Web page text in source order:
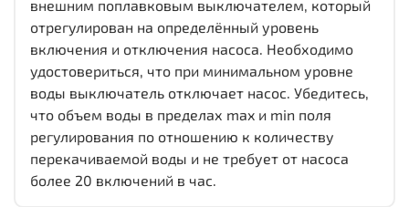
внешним поплавковым выключателем, который
отрегулирован на определённый уровень
включения и отключения насоса. Необходимо
удостовериться, что при минимальном уровне
воды выключатель отключает насос. Убедитесь,
что объем воды в пределах max и min поля
регулирования по отношению к количеству
перекачиваемой воды и не требует от насоса
более 20 включений в час.